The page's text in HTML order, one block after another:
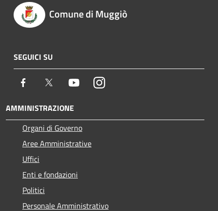
Comune di Muggiò
SEGUICI SU
Facebook Twitter YoutubeInstagram
AMMINISTRAZIONE
Organi di Governo
Aree Amministrative
Uffici
Enti e fondazioni
Politici
Personale Amministrativo